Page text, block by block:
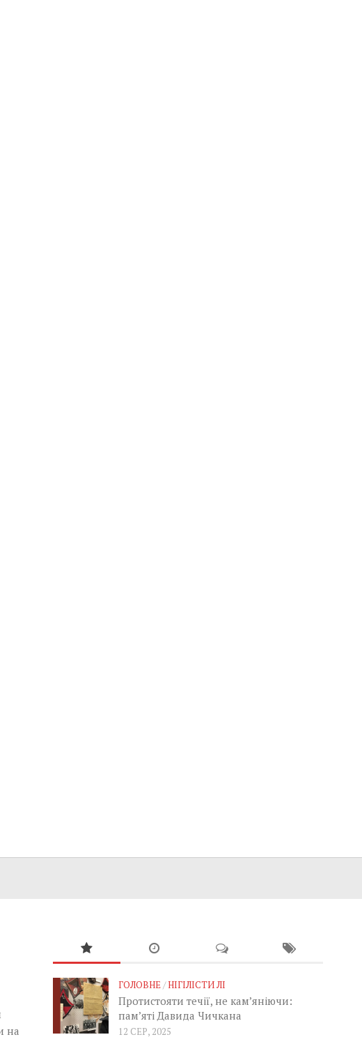
на
ГОЛОВНЕ/НІГІЛІСТИ ЛІ
Протистояти течії, не кам’яніючи:
пам’яті Давида Чичкана
12 СЕР, 2025